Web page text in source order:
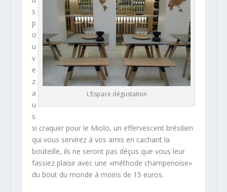
L’Espace dégustation
s
p
o
u
v
e
z
a
u
s
si craquer pour le Miolo, un effervescent brésilien
qui vous servirez à vos amis en cachant la
bouteille, ils ne seront pas déçus que vous leur
fassiez plaisir avec une «méthode champenoise»
du bout du monde à moins de 15 euros.